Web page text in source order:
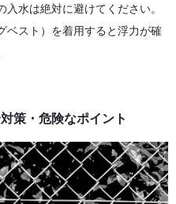
水は絶対に避けてください。
ベスト）を着用すると浮力が確
策・危険なポイント